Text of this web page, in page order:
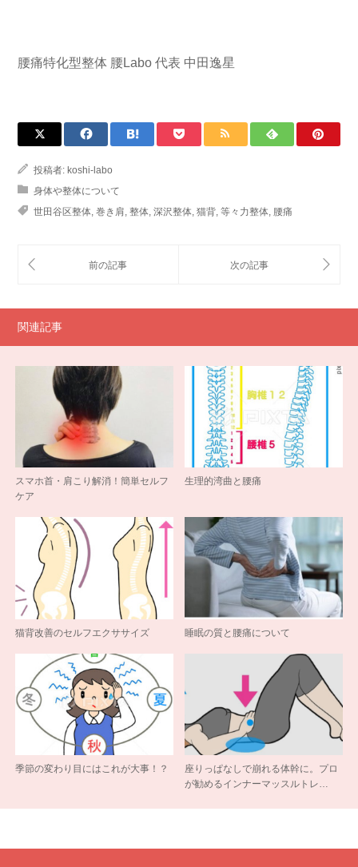
腰痛特化型整体 腰Labo 代表 中田逸星
投稿者: koshi-labo
身体や整体について
世田谷区整体, 巻き肩, 整体, 深沢整体, 猫背, 等々力整体, 腰痛
関連記事
スマホ首・肩こり解消！簡単セルフ
ケア
生理的湾曲と腰痛
猫背改善のセルフエクササイズ 睡眠の質と腰痛について
季節の変わり目にはこれが大事！？
座りっぱなしで崩れる体幹に。プロ
が勧めるインナーマッスルトレ…